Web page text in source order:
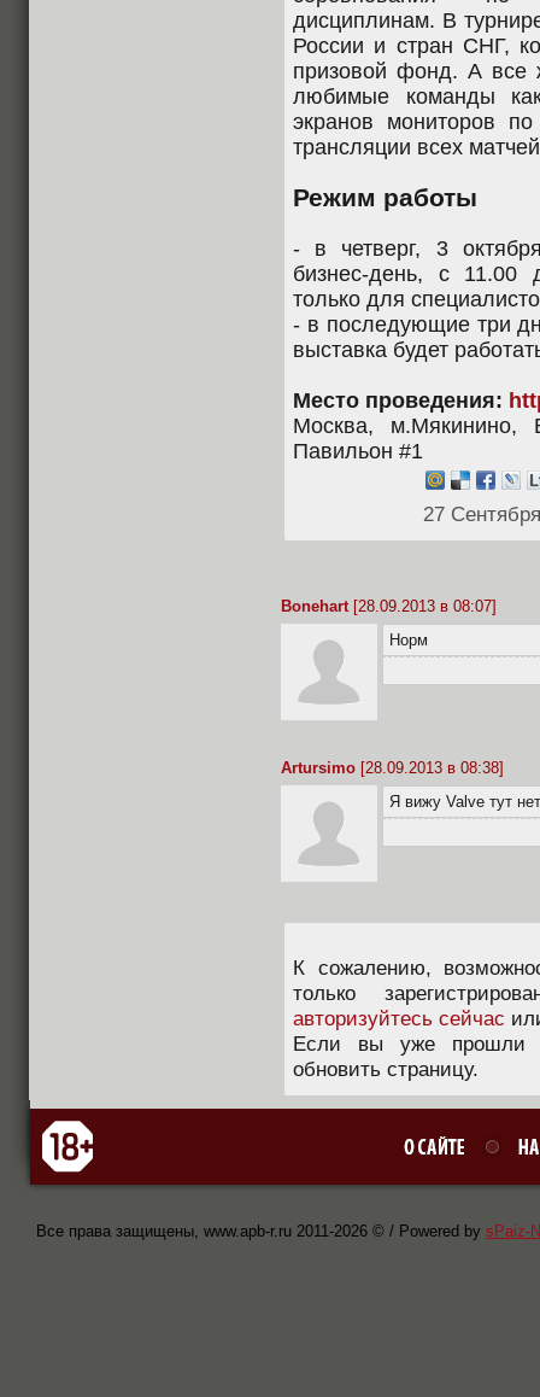
дисциплинам. В
России и стран СНГ,
призовой фонд. А все
любимые команды
экранов мониторов
трансляции всех
Режим работы
- в четверг, 3
бизнес-день, с 11.00
только для
- в последующие три
выставка будет
Место проведения:
Москва, м.Мякинино,
Павильон #1
27
Bonehart[28.09.2013 в 08:07]
Норм
Artursimo [28.09.2013 в 08:38]
Я вижу Valve тут
К сожалению,
только
авторизуйтесь сейчас
Если вы уже прошли
обновить страницу.
Все права защищены, www.apb-r.ru 2011-2026 © / Powered by sPaiz-